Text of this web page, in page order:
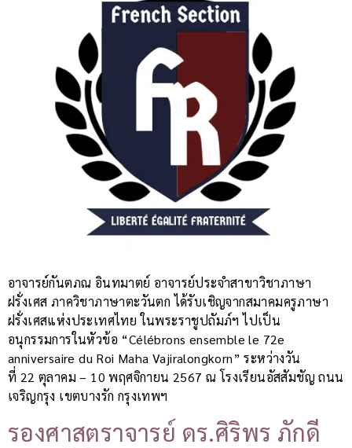
อาจารย์กันตภณ อินทมาตย์ อาจารย์ประจำสาขาวิชาภาษา
ฝรั่งเศส ภาควิชาภาษาตะวันตก ได้รับเชิญจากสมาคมครูภาษา
ฝรั่งเศสแห่งประเทศไทย ในพระราชูปถัมภ์ฯ ไปเป็น
อนุกรรมการในหัวข้อ “Célébrons ensemble le 72e
anniversaire du Roi Maha Vajiralongkorn” ระหว่างวัน
ที่ 22 ตุลาคม – 10 พฤศจิกายน 2567 ณ โรงเรียนอัสสัมชัญ ถนน
เจริญกรุง เขตบางรัก กรุงเทพฯ
รองศาสตราจารย์ ดร.ศิริพร ภักดี